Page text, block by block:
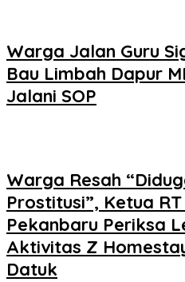
Warga Jalan Guru
Bau Limbah Dapur
Jalani SOP
Warga Resah
Prostitusi”, Ketua
Pekanbaru Periksa
Aktivitas Z
Datuk